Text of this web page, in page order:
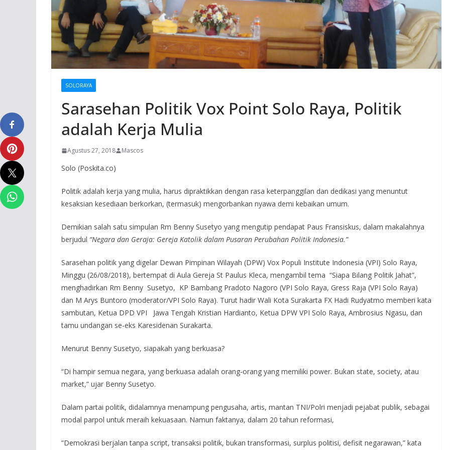
SOLORAYA
Sarasehan Politik Vox Point Solo Raya, Politik
adalah Kerja Mulia
Agustus 27, 2018 Mascos
Solo (Poskita.co)
Politik adalah kerja yang mulia, harus dipraktikkan dengan rasa keterpanggilan dan dedikasi yang menuntut
kesaksian kesediaan berkorkan, (termasuk) mengorbankan nyawa demi kebaikan umum.
Demikian salah satu simpulan Rm Benny Susetyo yang mengutip pendapat Paus Fransiskus, dalam makalahnya
berjudul “Negara dan Geraja: Gereja Katolik dalam Pusaran Perubahan Politik Indonesia.”
Sarasehan politik yang digelar Dewan Pimpinan Wilayah (DPW) Vox Populi Institute Indonesia (VPI) Solo Raya,
Minggu (26/08/2018), bertempat di Aula Gereja St Paulus Kleca, mengambil tema “Siapa Bilang Politik Jahat”,
menghadirkan Rm Benny Susetyo, KP Bambang Pradoto Nagoro (VPI Solo Raya, Gress Raja (VPI Solo Raya)
dan M Arys Buntoro (moderator/VPI Solo Raya). Turut hadir Wali Kota Surakarta FX Hadi Rudyatmo memberi kata
sambutan, Ketua DPD VPI Jawa Tengah Kristian Hardianto, Ketua DPW VPI Solo Raya, Ambrosius Ngasu, dan
tamu undangan se-eks Karesidenan Surakarta.
Menurut Benny Susetyo, siapakah yang berkuasa?
“Di hampir semua negara, yang berkuasa adalah orang-orang yang memiliki power. Bukan state, society, atau
market,” ujar Benny Susetyo.
Dalam partai politik, didalamnya menampung pengusaha, artis, mantan TNI/Polri menjadi pejabat publik, sebagai
modal parpol untuk meraih kekuasaan. Namun faktanya, dalam 20 tahun reformasi,
“Demokrasi berjalan tanpa script, transaksi politik, bukan transformasi, surplus politisi, defisit negarawan,” kata